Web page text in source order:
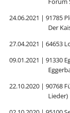
24.06.2021 | 91785
Der
27.04.2021 | 64653
09.01.2021 | 91330
22.10.2020 | 90768
Lieder)